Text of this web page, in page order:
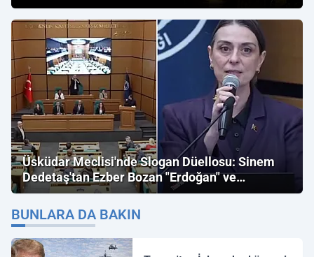
Üsküdar Meclisi'nde Slogan Düellosu: Sinem
Dedetaş'tan Ezber Bozan "Erdoğan" ve
"İmamoğlu" Çıkışı!
BUNLARA DA BAKIN